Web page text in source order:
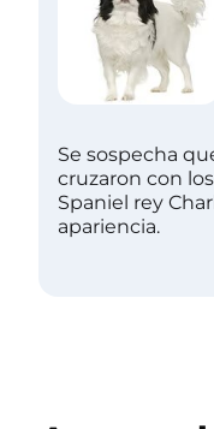
Se sospecha
cruzaron con
Spaniel rey
apariencia.